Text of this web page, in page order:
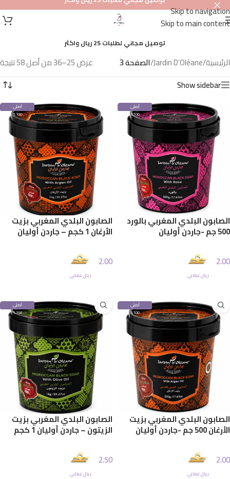
Skip to navigation
Skip to main content
توصيل مجاني لطلبات 25 ريال واكثر
الرئيسية/
Jardin D’Oléane
/الصفحة 3
عرض 25–36 من أصل 58 نتيجة
Show sidebar
أصلي
100%
الصابون البلدي المغربي بالورد
500 جم -جاردن أوليان
2.00
ريال عماني
أصلي
100%
الصابون البلدي المغربي بزيت
الأرغان 1 كجم – جاردن أوليان
2.00
ريال عماني
أصلي
100%
الصابون البلدي المغربي بزيت
الأرغان 500 جم -جاردن أوليان
2.00
ريال عماني
أصلي
100%
الصابون البلدي المغربي بزيت
الزيتون – جاردن أوليان 1 كجم
2.50
ريال عماني